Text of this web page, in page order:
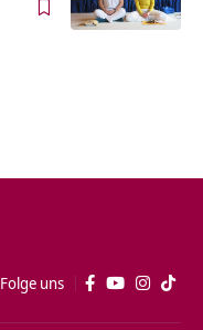
Folge uns